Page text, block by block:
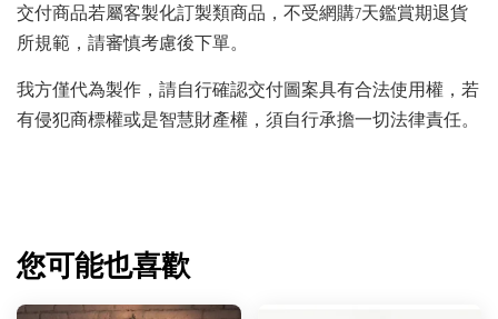
交付商品若屬客製化訂製類商品，不受網購7天鑑賞期退貨
所規範，請審慎考慮後下單。
我方僅代為製作，請自行確認交付圖案具有合法使用權，若
有侵犯商標權或是智慧財產權，須自行承擔一切法律責任。
您可能也喜歡